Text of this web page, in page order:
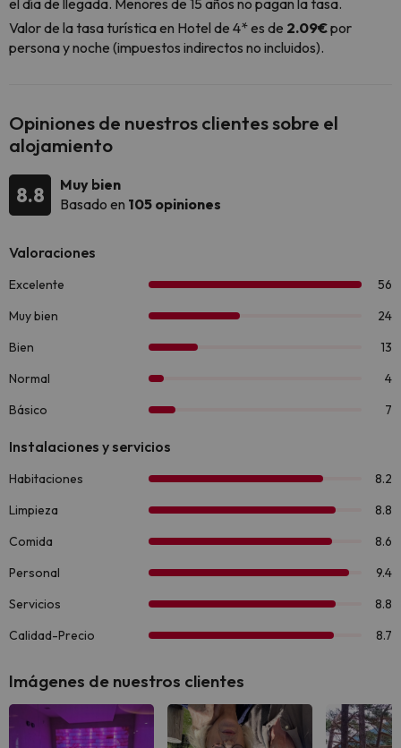
el día de llegada. Menores de 15 años no pagan la tasa.
Valor de la tasa turística en Hotel de 4* es de 2.09€por
persona y noche (impuestos indirectos no incluidos).
Opiniones de nuestros clientes sobre el
alojamiento
8.8
Muy bien
Basado en 105 opiniones
Imágenes de nuestros clientes